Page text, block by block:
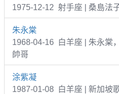
1975-12-12 射手座 | 桑島法
朱永棠
1968-04-16 白羊座 | 朱永棠
帥哥
涂紫凝
1987-01-08 白羊座 | 新加坡